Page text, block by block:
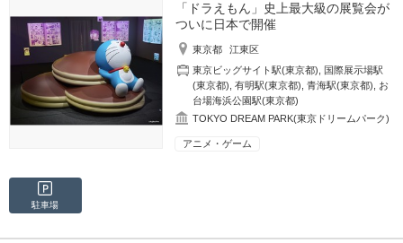
「ドラえもん」史上最大級の展覧会が
ついに日本で開催
東京都
江東区
東京ビッグサイト駅(東京都), 国際展示場駅
(東京都),有明駅(東京都),青海駅(東京都), お
台場海浜公園駅(東京都)
TOKYO DREAM PARK(東京ドリームパーク)
アニメ・ゲーム
駐車場